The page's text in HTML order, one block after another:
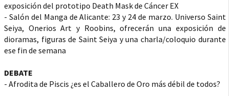
exposición del prototipo Death Mask de Cáncer EX
- Salón del Manga de Alicante: 23 y 24 de marzo. Universo Saint
Seiya, Onerios Art y Roobins, ofrecerán una exposición de
dioramas, figuras de Saint Seiya y una charla/coloquio durante
ese fin de semana
DEBATE
- Afrodita de Piscis ¿es el Caballero de Oro más débil de todos?